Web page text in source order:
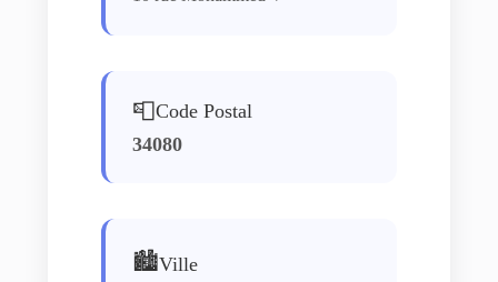
📮Code Postal
34080
🏙️Ville